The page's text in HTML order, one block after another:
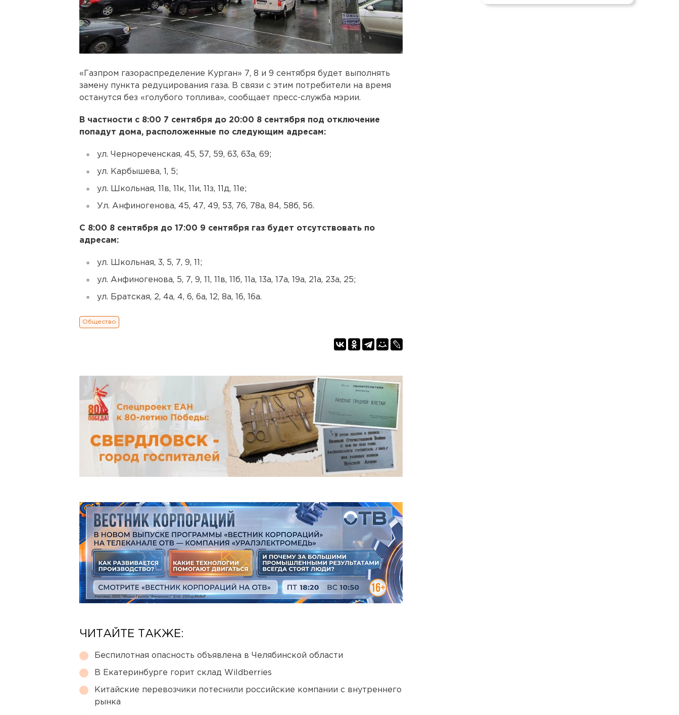
«Газпром газораспределение Курган» 7, 8 и 9 сентября будет выполнять
замену пункта редуцирования газа. В связи с этим потребители на время
останутся без «голубого топлива», сообщает пресс-служба мэрии.
В частности с 8:00 7 сентября до 20:00 8 сентября под отключение
попадут дома, расположенные по следующим адресам:
ул. Чернореченская, 45, 57, 59, 63, 63а, 69;
ул. Карбышева, 1, 5;
ул. Школьная, 11в, 11к, 11и, 11з, 11д, 11е;
Ул. Анфиногенова, 45, 47, 49, 53, 76, 78а, 84, 58б, 56.
С 8:00 8 сентября до 17:00 9 сентября газ будет отсутствовать по
адресам:
ул. Школьная, 3, 5, 7, 9, 11;
ул. Анфиногенова, 5, 7, 9, 11, 11в, 11б, 11а, 13а, 17а, 19а, 21а, 23а, 25;
ул. Братская, 2, 4а, 4, 6, 6а, 12, 8а, 16, 16а.
Общество
ЧИТАЙТЕ ТАКЖЕ:
Беспилотная опасность объявлена в Челябинской области
В Екатеринбурге горит склад Wildberries
Китайские перевозчики потеснили российские компании с внутреннего
рынка